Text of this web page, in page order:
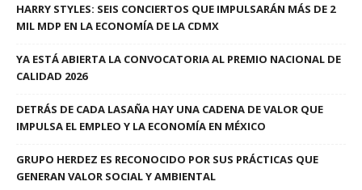
HARRY STYLES: SEIS CONCIERTOS QUE IMPULSARÁN MÁS DE 2
MIL MDP EN LA ECONOMÍA DE LA CDMX
YA ESTÁ ABIERTA LA CONVOCATORIA AL PREMIO NACIONAL DE
CALIDAD 2026
DETRÁS DE CADA LASAÑA HAY UNA CADENA DE VALOR QUE
IMPULSA EL EMPLEO Y LA ECONOMÍA EN MÉXICO
GRUPO HERDEZ ES RECONOCIDO POR SUS PRÁCTICAS QUE
GENERAN VALOR SOCIAL Y AMBIENTAL